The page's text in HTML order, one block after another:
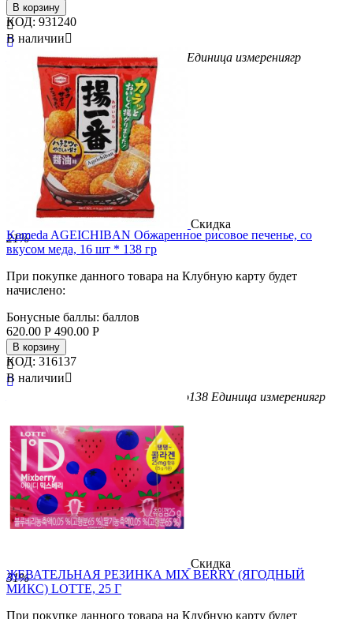
В корзину


БрендSenjakuВес упаковки (гр) Единица измерениягр
КОД: 931240
В наличии
Скидка
21%
Kameda AGEICHIBAN Обжаренное рисовое печенье, со
вкусом меда, 16 шт * 138 гр
При покупке данного товара на Клубную карту будет
начислено:
Бонусные баллы: баллов
620.00 Р 490.00 Р
В корзину


Вес/Объем/Кол-во138 Единица измерениягр
КОД: 316137
В наличии
Скидка
31%
ЖЕВАТЕЛЬНАЯ РЕЗИНКА MIX BERRY (ЯГОДНЫЙ
МИКС) LOTTE, 25 Г
При покупке данного товара на Клубную карту будет